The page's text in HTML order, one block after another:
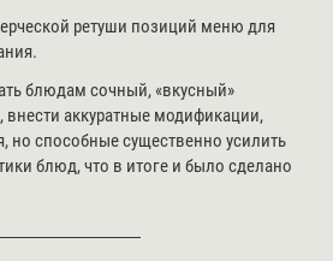
ретуши позиций меню для
блюдам сочный, «вкусный»
внести аккуратные модификации,
но способные существенно усилить
блюд, что в итоге и было сделано